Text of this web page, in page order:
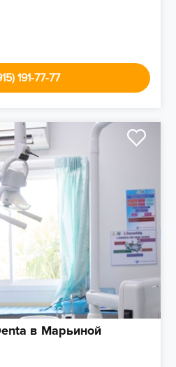
191-77-77
в Марьиной